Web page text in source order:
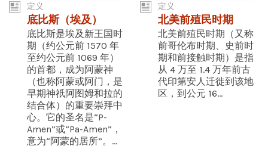
定义
底比斯（埃及）
底比斯是埃及新王国时
期（约公元前 1570 年
至约公元前 1069 年）
的首都，成为阿蒙神
（也称阿蒙或阿门，是
早期神祇阿图姆和拉的
结合体）的重要崇拜中
心。它的圣名是“P-
Amen”或“Pa-Amen”，
意为“阿蒙的居所”。...
定义
北美前殖民时期
北美前殖民时期（又称
前哥伦布时期、史前时
期和前接触时期）是指
从 4 万至 1.4 万年前古
代印第安人迁徙到该地
区，到公元 16...